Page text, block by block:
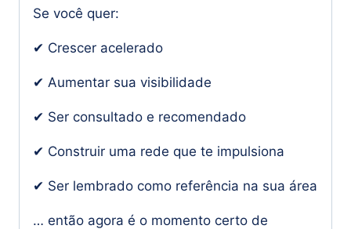
Se você quer:
✔ Crescer acelerado
✔ Aumentar sua visibilidade
✔ Ser consultado e recomendado
✔ Construir uma rede que te impulsiona
✔ Ser lembrado como referência na sua área
… então agora é o momento certo de